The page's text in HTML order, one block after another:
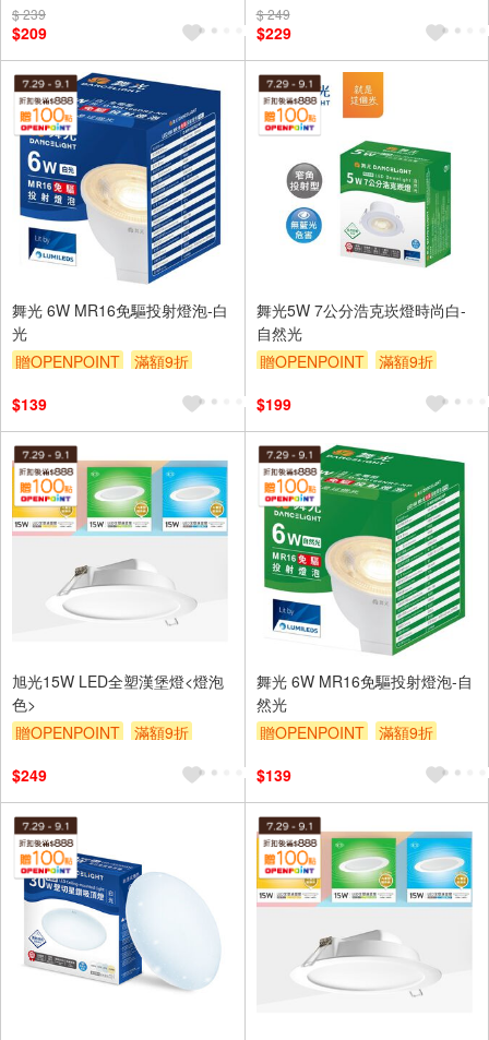
滿額9折
$ 239
$209
滿額9折
$ 249
$229
舞光 6W MR16免驅投射燈泡-白
光
贈OPENPOINT
滿額9折
$139
舞光5W 7公分浩克崁燈時尚白-
自然光
贈OPENPOINT
滿額9折
$199
旭光15W LED全塑漢堡燈<燈泡
色>
贈OPENPOINT
滿額9折
$249
舞光 6W MR16免驅投射燈泡-自
然光
贈OPENPOINT
滿額9折
$139